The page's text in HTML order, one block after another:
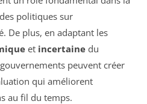
politiques sur
De plus, en adaptant les
et incertaine du
peuvent créer
qui améliorent
au fil du temps.